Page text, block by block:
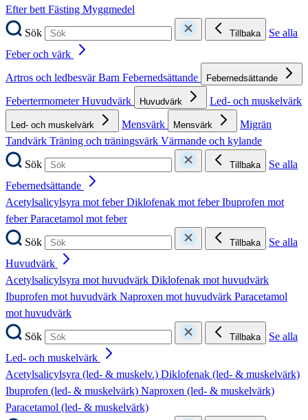
Efter bettFästing Myggmedel
Sök
Tillbaka
Se alla
Feber och värk
Artros och ledbesvärBarn Febernedsättande Febernedsättande
FebertermometerHuvudvärk Huvudvärk Led- och muskelvärk
Led- och muskelvärk Mensvärk Mensvärk
Migrän
Tandvärk Träning och träningsvärk Värmande och kylande
Sök
Tillbaka
Se alla
Febernedsättande
Acetylsalicylsyra mot feberDiklofenak mot feberIbuprofen mot
feberParacetamol mot feber
Sök
Tillbaka
Se alla
Huvudvärk
Acetylsalicylsyra mot huvudvärk Diklofenak mot huvudvärk
Ibuprofen mot huvudvärk Naproxen mot huvudvärk Paracetamol
mot huvudvärk
Sök
Tillbaka
Se alla
Led- och muskelvärk
Acetylsalicylsyra (led- & muskelv.) Diklofenak (led- & muskelvärk)
Ibuprofen (led- & muskelvärk) Naproxen (led- & muskelvärk)
Paracetamol (led- & muskelvärk)